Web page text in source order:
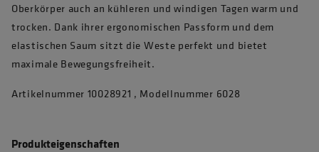
Oberkörper auch an kühleren und windigen Tagen warm und
trocken. Dank ihrer ergonomischen Passform und dem
elastischen Saum sitzt die Weste perfekt und bietet
maximale Bewegungsfreiheit.
Artikelnummer 10028921 , Modellnummer 6028
Produkteigenschaften